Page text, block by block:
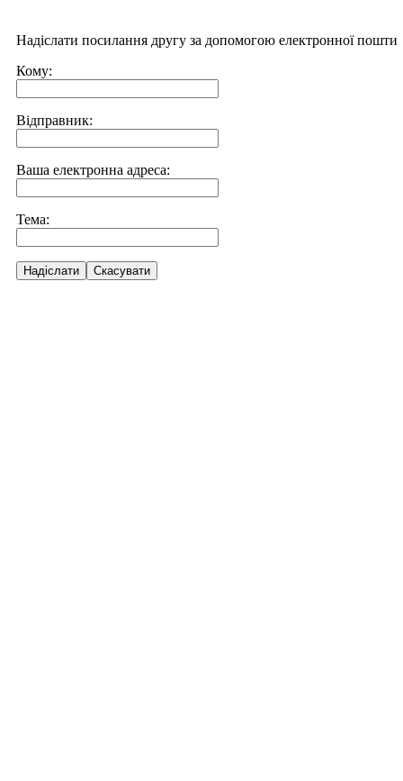
Надіслати посилання другу за допомогою електронної пошти
Кому:
Відправник:
Ваша електронна адреса:
Тема:
Надіслати Скасувати